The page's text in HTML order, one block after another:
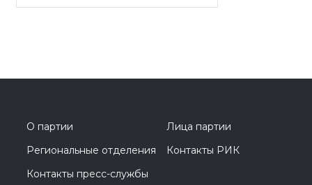
О партии
Лица партии
Региональные отделения
Контакты РИК
Контакты пресс-службы